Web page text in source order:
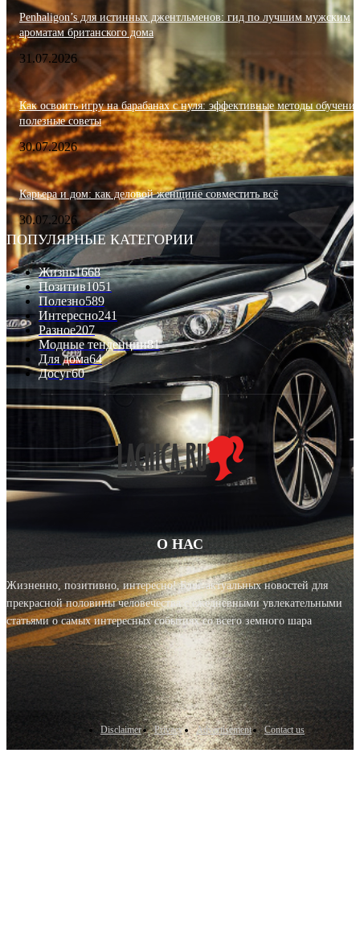
Penhaligon’s для истинных джентльменов: гид по лучшим мужским
ароматам британского дома
31.07.2026
Как освоить игру на барабанах с нуля: эффективные методы
полезные советы
30.07.2026
Карьера и дом: как деловой женщине совместить всё
30.07.2026
ПОПУЛЯРНЫЕ КАТЕГОРИИ
Жизнь1668
Позитив1051
Полезно589
Интересно241
Разное207
Модные тенденции81
Для дома64
Досуг60
О НАС
Жизненно, позитивно, интересно! Блог актуальных новостей для
прекрасной половины человечества с ежедневными увлекательными
статьями о самых интересных событиях со всего земного шара
Disclaimer Privacy Advertisement Contact us